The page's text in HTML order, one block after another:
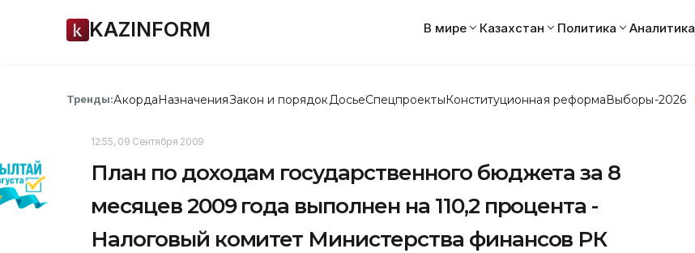
KAZINFORM В мире Казахстан Политика Аналитика
Тренды:АкордаНазначенияЗакон и порядок ДосьеСпецпроектыКонституционная реформаВыборы-2026
12:55, 09 Сентября 2009
План по доходам государственного бюджета за 8
месяцев 2009 года выполнен на 110,2 процента -
Налоговый комитет Министерства финансов РК